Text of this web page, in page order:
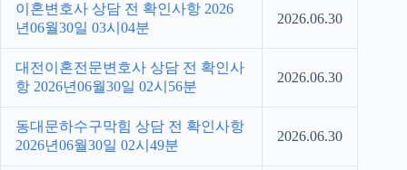
이혼변호사 상담 전 확인사항 2026
년06월30일 03시04분
2026.06.30
대전이혼전문변호사 상담 전 확인사
항 2026년06월30일 02시56분
2026.06.30
동대문하수구막힘 상담 전 확인사항
2026년06월30일 02시49분
2026.06.30